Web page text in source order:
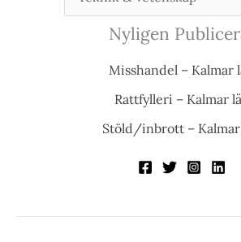
Nyligen
Misshandel – Kalmar
Rattfylleri – Kalmar
Stöld/inbrott –